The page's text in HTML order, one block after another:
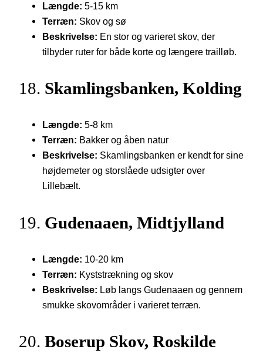
Længde: 5-15 km
Terræn: Skov og sø
Beskrivelse: En stor og varieret skov, der
tilbyder ruter for både korte og længere trailløb.
18. Skamlingsbanken, Kolding
Længde: 5-8 km
Terræn: Bakker og åben natur
Beskrivelse: Skamlingsbanken er kendt for sine
højdemeter og storslåede udsigter over
Lillebælt.
19. Gudenaaen, Midtjylland
Længde: 10-20 km
Terræn: Kyststrækning og skov
Beskrivelse: Løb langs Gudenaaen og gennem
smukke skovområder i varieret terræn.
20. Boserup Skov, Roskilde